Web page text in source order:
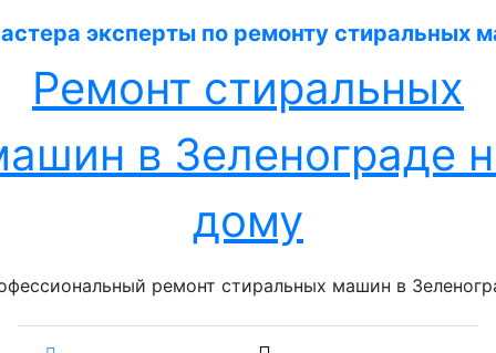
к
Ремонт стиральных
в Зеленограде
дому
ремонт стиральных машин в